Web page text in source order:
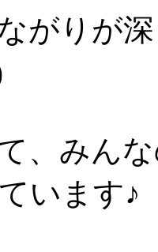
がりが
、みん
います♪